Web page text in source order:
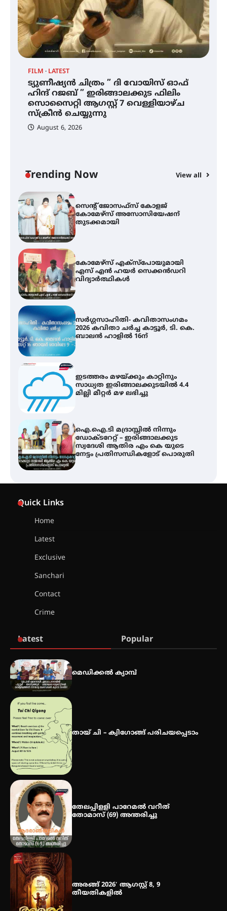
FILM LATEST
ട്യുണീഷ്യൻ ചിത്രം ” ദി വോയിസ് ഓഫ്
ഹിന്ദ് റജബ് ” ഇരിങ്ങാലക്കുട ഫിലിം
സൊസൈറ്റി ആഗസ്റ്റ് 7 വെള്ളിയാഴ്ച
സ്‌ക്രീൻ ചെയ്യുന്നു
August 6, 2026
Trending Now View all
ഐ.ഐ.ടി മദ്രാസ്സിൽ നിന്നും
ഡോക്ടറേറ്റ് – ഇരിങ്ങാലക്കുട
സ്വദേശി ആതിര എം കെ യുടെ
നേട്ടം പ്രതിസന്ധികളോട് പൊരുതി
ട്യുണീഷ്യൻ ചിത്രം ” ദി വോയിസ്
ഓഫ് ഹിന്ദ് റജബ് ” ഇരിങ്ങാലക്കുട
ഫിലിം സൊസൈറ്റി ആഗസ്റ്റ് 7
വെള്ളിയാഴ്ച സ്‌ക്രീൻ ചെയ്യുന്നു
കോമേഴ്സ് എക്സ്പോയുമായി
എസ് എൻ ഹയർ സെക്കൻഡറി
വിദ്യാർത്ഥികൾ
സർഗ്ഗസാഹിതി- കവിതാസംഗമം
2026 കവിതാ ചർച്ച കാട്ടൂർ, ടി. കെ.
ബാലൻ ഹാളിൽ 16ന്
ഇടത്തരം മഴയ്ക്കും കാറ്റിനും
സാധ്യത ഇരിങ്ങാലക്കുടയിൽ 4.4
മില്ലി മീറ്റർ മഴ ലഭിച്ചു
ഐ.ഐ.ടി മദ്രാസ്സിൽ നിന്നും
ഡോക്ടറേറ്റ് – ഇരിങ്ങാലക്കുട
സ്വദേശി ആതിര എം കെ യുടെ
നേട്ടം പ്രതിസന്ധികളോട് പൊരുതി
ട്യുണീഷ്യൻ ചിത്രം ” ദി വോയിസ്
ഓഫ് ഹിന്ദ് റജബ് ” ഇരിങ്ങാലക്കുട
ഫിലിം സൊസൈറ്റി ആഗസ്റ്റ് 7
വെള്ളിയാഴ്ച സ്‌ക്രീൻ ചെയ്യുന്നു
സാധ്യത ഇരിങ്ങാലക്കുടയിൽ 4.4
മില്ലി മീറ്റർ മഴ ലഭിച്ചു
സ്വദേശി ആതിര എം കെ യുടെ
നേട്ടം പ്രതിസന്ധികളോട് പൊരുതി
Quick Links
Home
Latest
Exclusive
Sanchari
Contact
Crime
Latest Popular
മെഡിക്കൽ ക്യാമ്പ്
തായ് ചി – ക്വിഗോങ്ങ് പരിചയപ്പെടാം
തേലപ്പിളളി പാറേമൽ വറീത്
തോമാസ് (69) അന്തരിച്ചു
അരങ്ങ് 2026′ ആഗസ്റ്റ് 8, 9
തീയതികളിൽ